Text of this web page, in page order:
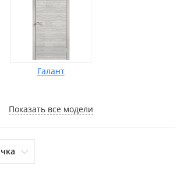
Галант
Показать все модели